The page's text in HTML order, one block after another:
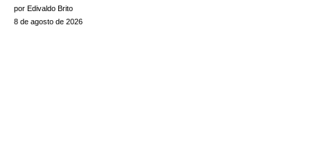
por Edivaldo Brito
8 de agosto de 2026